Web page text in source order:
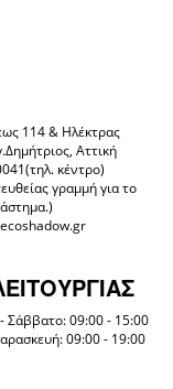
114 & Ηλέκτρας
Αττική
κέντρο)
γραμμή για το
Σάββατο: 09:00 - 15:00
09:00 - 19:00